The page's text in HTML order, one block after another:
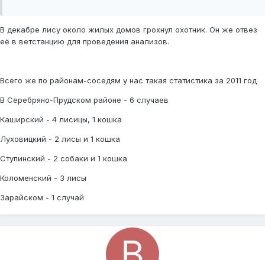
В декабре лису около жилых домов грохнул охотник. Он же отвез
её в ветстанцию для проведения анализов.
Всего же по районам-соседям у нас такая статистика за 2011 год
В Серебряно-Прудском районе - 6 случаев
Каширский - 4 лисицы, 1 кошка
Луховицкий - 2 лисы и 1 кошка
Ступинский - 2 собаки и 1 кошка
Коломенский - 3 лисы
Зарайском - 1 случай